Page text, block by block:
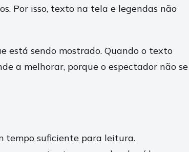
Por isso, texto na tela e legendas não
está sendo mostrado. Quando o texto
a melhorar, porque o espectador não se
tempo suficiente para leitura.